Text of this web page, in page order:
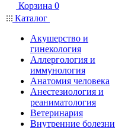
Корзина 0
Каталог
Акушерство и
гинекология
Аллергология и
иммунология
Анатомия человека
Анестезиология и
реаниматология
Ветеринария
Внутренние болезни